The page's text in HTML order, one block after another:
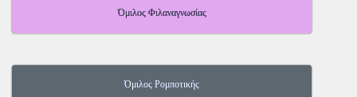
Όμιλος Φιλαναγνωσίας
Όμιλος Ρομποτικής